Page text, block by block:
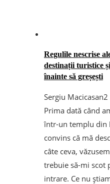
Regulile nescrise
destinații turistice
înainte să greșești
Sergiu Macicasan2
Prima dată când
într-un templu din
convins că mă
câte ceva,
trebuie să-mi scot
intrare. Ce nu